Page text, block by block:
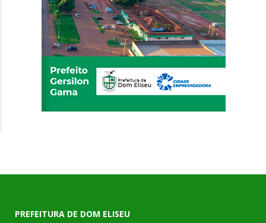
PREFEITURA DE DOM ELISEU